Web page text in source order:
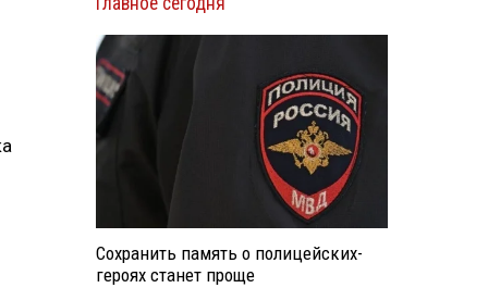
Сохранить память о полицейских-
героях станет проще